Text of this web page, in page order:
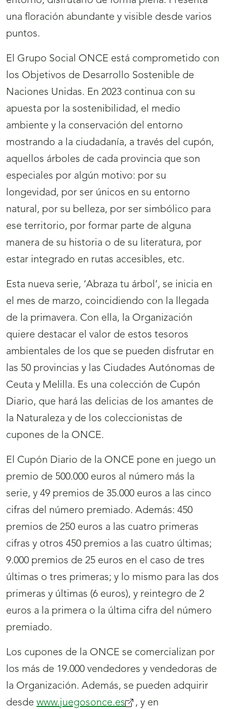
una floración abundante y visible desde varios
puntos.
El Grupo Social ONCE está comprometido con
los Objetivos de Desarrollo Sostenible de
Naciones Unidas. En 2023 continua con su
apuesta por la sostenibilidad, el medio
ambiente y la conservación del entorno
mostrando a la ciudadanía, a través del cupón,
aquellos árboles de cada provincia que son
especiales por algún motivo: por su
longevidad, por ser únicos en su entorno
natural, por su belleza, por ser simbólico para
ese territorio, por formar parte de alguna
manera de su historia o de su literatura, por
estar integrado en rutas accesibles, etc.
Esta nueva serie, ‘Abraza tu árbol’, se inicia en
el mes de marzo, coincidiendo con la llegada
de la primavera. Con ella, la Organización
quiere destacar el valor de estos tesoros
ambientales de los que se pueden disfrutar en
las 50 provincias y las Ciudades Autónomas de
Ceuta y Melilla. Es una colección de Cupón
Diario, que hará las delicias de los amantes de
la Naturaleza y de los coleccionistas de
cupones de la ONCE.
El Cupón Diario de la ONCE pone en juego un
premio de 500.000 euros al número más la
serie, y 49 premios de 35.000 euros a las cinco
cifras del número premiado. Además: 450
premios de 250 euros a las cuatro primeras
cifras y otros 450 premios a las cuatro últimas;
9.000 premios de 25 euros en el caso de tres
últimas o tres primeras; y lo mismo para las dos
primeras y últimas (6 euros), y reintegro de 2
euros a la primera o la última cifra del número
premiado.
Los cupones de la ONCE se comercializan por
los más de 19.000 vendedores y vendedoras de
la Organización. Además, se pueden adquirir
desde www.juegosonce.es(se, y en